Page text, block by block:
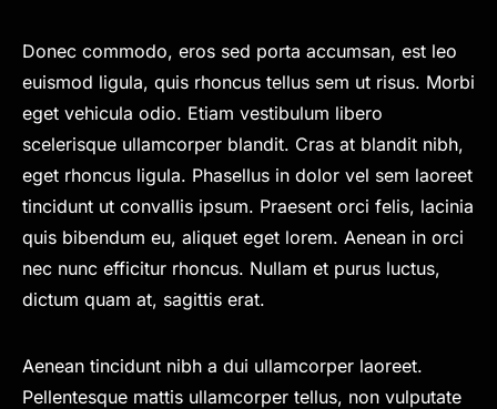
Donec commodo, eros sed porta accumsan, est leo
euismod ligula, quis rhoncus tellus sem ut risus. Morbi
eget vehicula odio. Etiam vestibulum libero
scelerisque ullamcorper blandit. Cras at blandit nibh,
eget rhoncus ligula. Phasellus in dolor vel sem laoreet
tincidunt ut convallis ipsum. Praesent orci felis, lacinia
quis bibendum eu, aliquet eget lorem. Aenean in orci
nec nunc efficitur rhoncus. Nullam et purus luctus,
dictum quam at, sagittis erat.
Aenean tincidunt nibh a dui ullamcorper laoreet.
Pellentesque mattis ullamcorper tellus, non vulputate